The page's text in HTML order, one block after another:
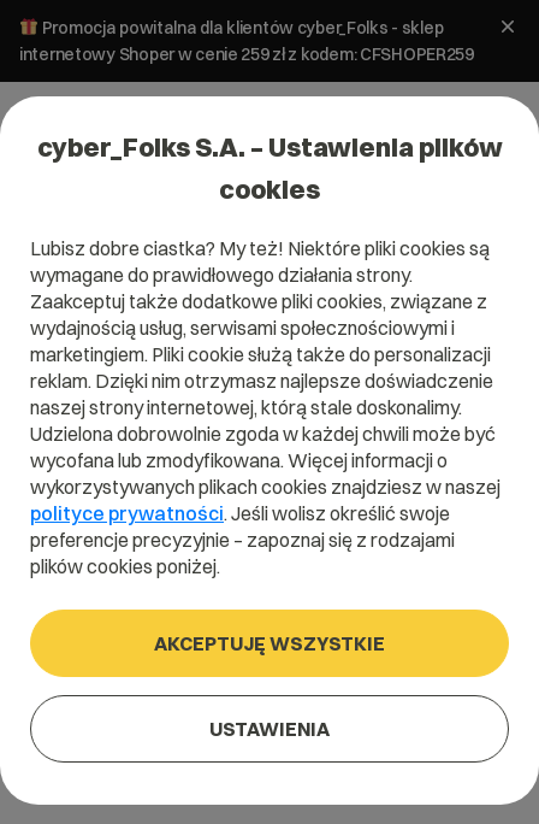
Promocja powitalna dla klientów cyber_Folks - sklep
internetowy Shoper w cenie 259 zł z kodem: CFSHOPER259
Domena .com.es
Zarejestruj adres www z domeną hiszpańską
.com.es
Szukaj
cyber_Folks S.A. – Ustawienia plików
cookies
Lubisz dobre ciastka? My też! Niektóre pliki cookies są
wymagane do prawidłowego działania strony.
Zaakceptuj także dodatkowe pliki cookies, związane z
wydajnością usług, serwisami społecznościowymi i
marketingiem. Pliki cookie służą także do personalizacji
reklam. Dzięki nim otrzymasz najlepsze doświadczenie
naszej strony internetowej, którą stale doskonalimy.
Udzielona dobrowolnie zgoda w każdej chwili może być
wycofana lub zmodyfikowana. Więcej informacji o
wykorzystywanych plikach cookies znajdziesz w naszej
polityce prywatności. Jeśli wolisz określić swoje
preferencje precyzyjnie – zapoznaj się z rodzajami
plików cookies poniżej.
AKCEPTUJĘ WSZYSTKIE
USTAWIENIA